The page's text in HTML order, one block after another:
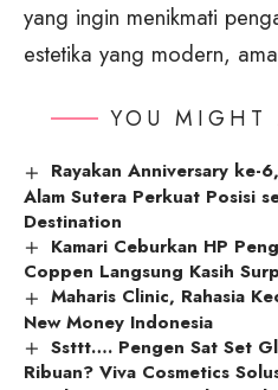
yang ingin menikmati
estetika yang modern,
YOU MIGHT
Rayakan Anniversary ke-
Alam Sutera Perkuat Posisi
Destination
Kamari Ceburkan HP
Coppen Langsung Kasih
Maharis Clinic, Rahasia
New Money Indonesia
Ssttt…. Pengen Sat Set
Ribuan? Viva Cosmetics